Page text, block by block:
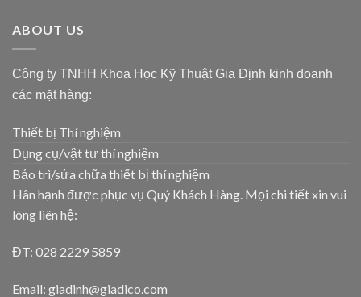
ABOUT US
Công ty TNHH Khoa Học Kỹ Thuật Gia Định kinh doanh
các mặt hàng:
Thiết bị Thí nghiệm
Dụng cụ/vật tư thí nghiệm
Bảo trì/sửa chữa thiết bị thí nghiệm
Hân hạnh được phục vụ Quý Khách Hàng. Mọi chi tiết xin vui
lòng liên hệ:
ĐT: 028 2229 5859
Email: giadinh@giadico.com